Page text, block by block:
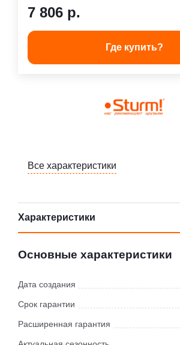
7 806 р.
Где купить?
Все характеристики
Характеристики
Основные характеристики
Дата создания
Срок гарантии
Расширенная гарантия